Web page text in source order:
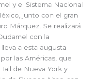
y el Sistema Nacional
junto con el gran
Márquez. Se realizará
con la
a esta augusta
las Américas, que
de Nueva York y